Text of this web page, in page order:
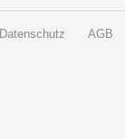
Datenschutz AGB